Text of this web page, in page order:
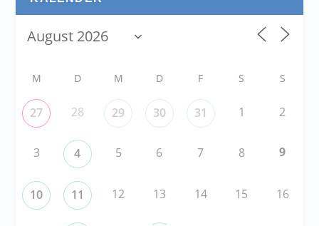
M D M D F S S
27 28 29 30 31 1 2
3 4 5 6 7 8 9
10 11 12 13 14 15 16